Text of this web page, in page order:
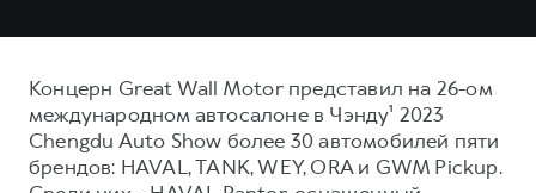
от 2 899 000 ₽ от 3 599 000 ₽
КОРПОРАТИВНЫМ КЛИЕНТАМ
Для малого бизнеса
ПОДДЕРЖКА
GWM Безопасность
Гарантия HAVAL
Мобильное приложение GWM
Концерн Great Wall Motor представил на 26-ом
международном автосалоне в Чэнду¹ 2023
Chengdu Auto Show более 30 автомобилей пяти
брендов: HAVAL, TANK, WEY, ORA и GWM Pickup.